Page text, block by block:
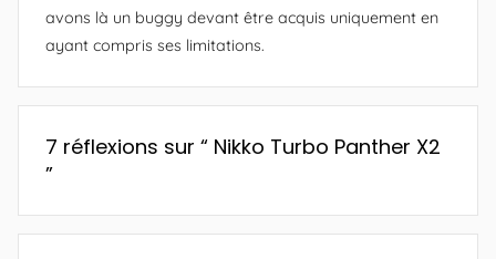
avons là un buggy devant être acquis uniquement en
ayant compris ses limitations.
7 réflexions sur “ Nikko Turbo Panther X2
”